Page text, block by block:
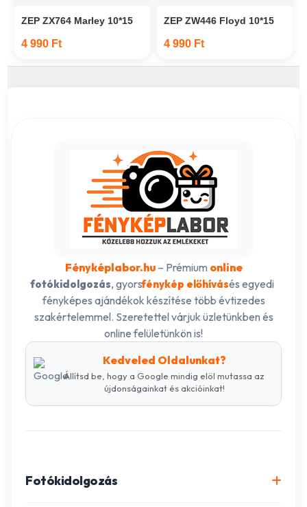
ZEP ZX764 Marley 10*15
4 990 Ft
ZEP ZW446 Floyd 10*15
4 990 Ft
Fényképlabor.hu– Prémium online
fotókidolgozás, gyorsfénykép előhívásés egyedi
fényképes ajándékok készítése több évtizedes
szakértelemmel. Szeretettel várjuk üzletünkben és
online felületünkön is!
Kedveled Oldalunkat?
Állítsd be, hogy a Google mindig elöl mutassa az
újdonságainkat és akcióinkat!
Fotókidolgozás